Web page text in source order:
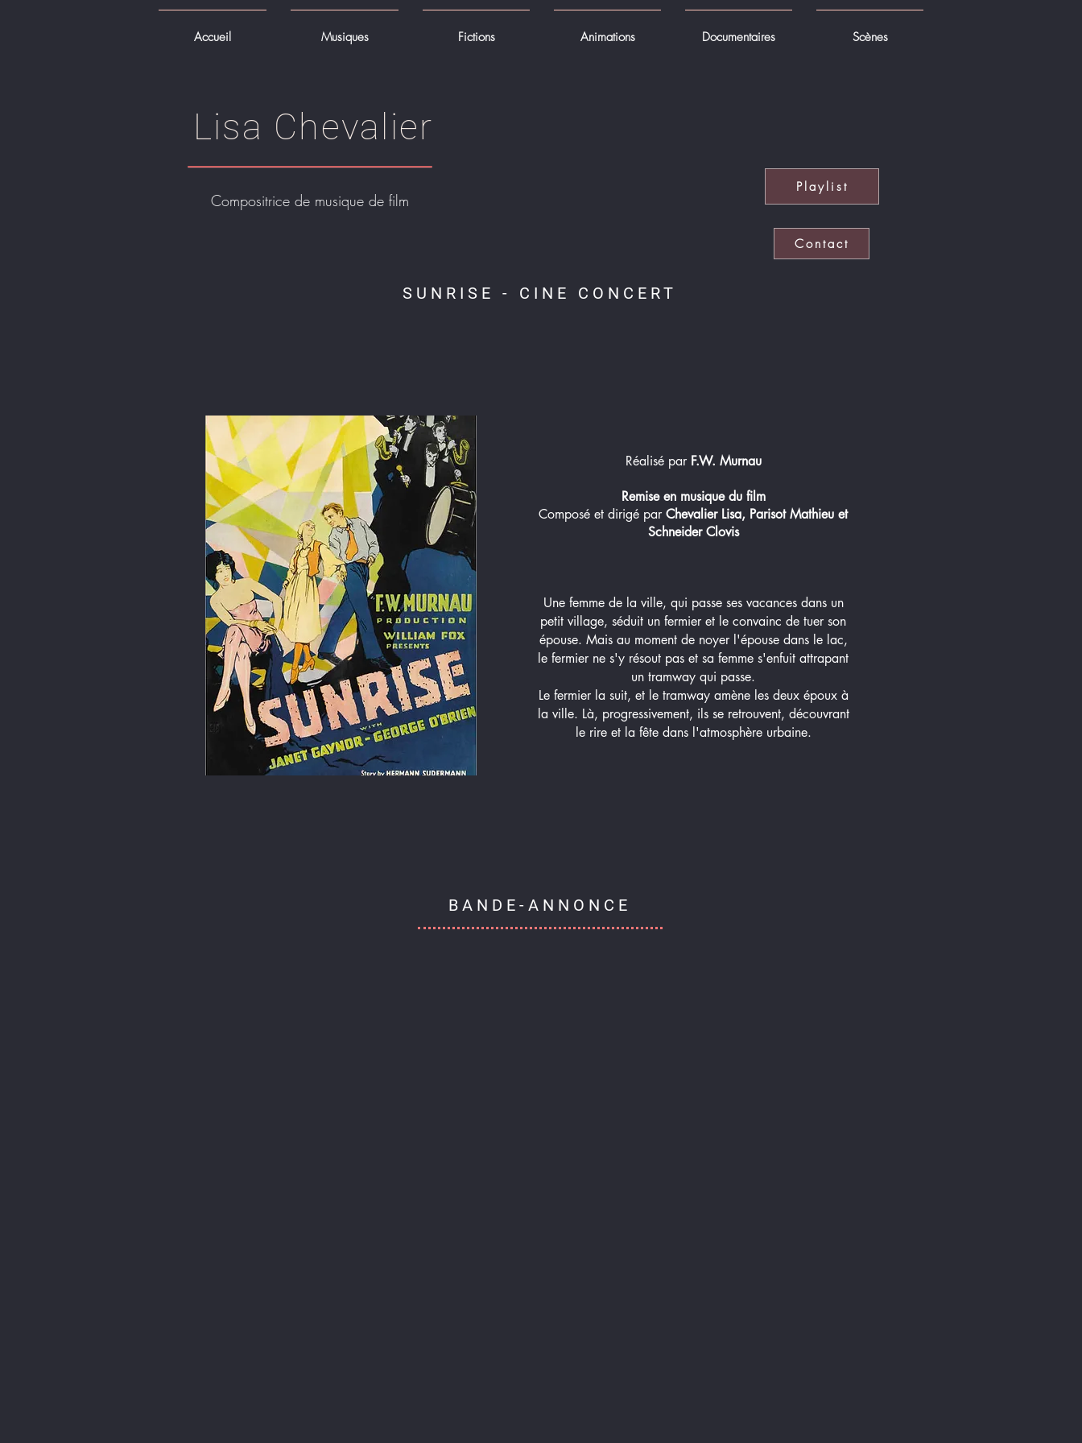
Accueil Musiques Fictions Animations Documentaires Scènes
Lisa Chevalier
Compositrice de musique de film
Playlist
Contact
SUNRISE - CINE CONCERT
Réalisé parF.W. Murnau
Remise en musique du film​
Composé et dirigé par Chevalier Lisa, Parisot Mathieu et
Schneider Clovis
Une femme de la ville, qui passe ses vacances dans un
petit village, séduit un fermier et le convainc de tuer son
épouse. Mais au moment de noyer l'épouse dans le lac,
le fermier ne s'y résout pas et sa femme s'enfuit attrapant
un tramway qui passe.
Le fermier la suit, et le tramway amène les deux époux à
la ville. Là, progressivement, ils se retrouvent, découvrant
le rire et la fête dans l'atmosphère urbaine.
BANDE-ANNONCE